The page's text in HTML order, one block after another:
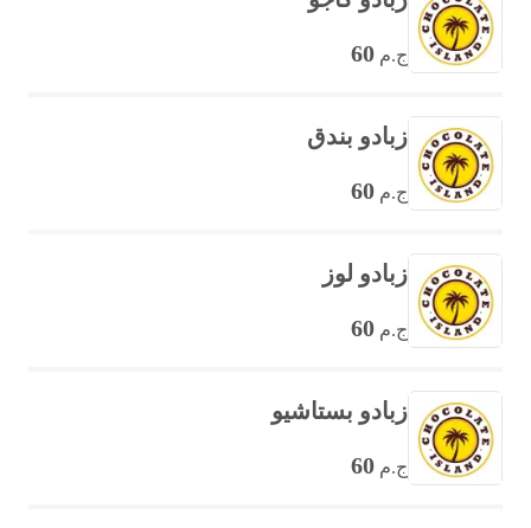
ج.م 60
زبادو بندق
ج.م 60
زبادو لوز
ج.م 60
زبادو بستاشيو
ج.م 60